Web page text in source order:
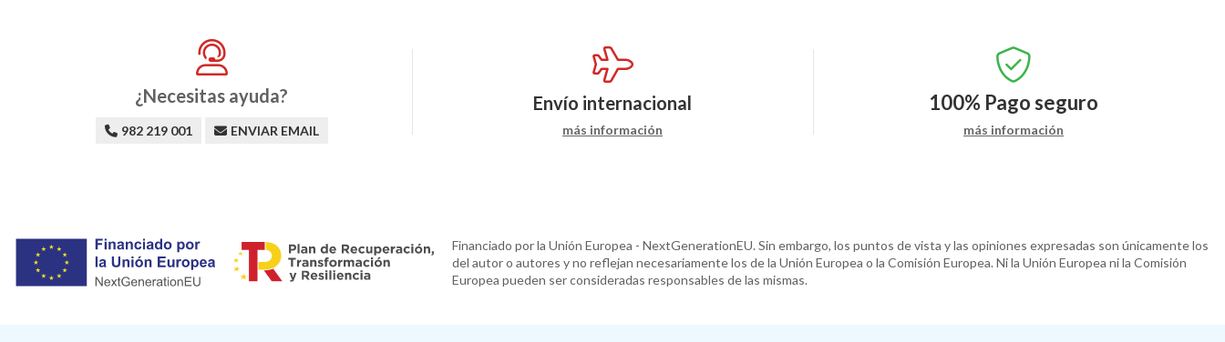
¿Necesitas ayuda?
982 219 001 ENVIAR EMAIL
Envío internacional
más información
100% Pago seguro
más información
Financiado por la Unión Europea - NextGenerationEU. Sin embargo, los puntos de vista y las opiniones expresadas son únicamente los
del autor o autores y no reflejan necesariamente los de la Unión Europea o la Comisión Europea. Ni la Unión Europea ni la Comisión
Europea pueden ser consideradas responsables de las mismas.